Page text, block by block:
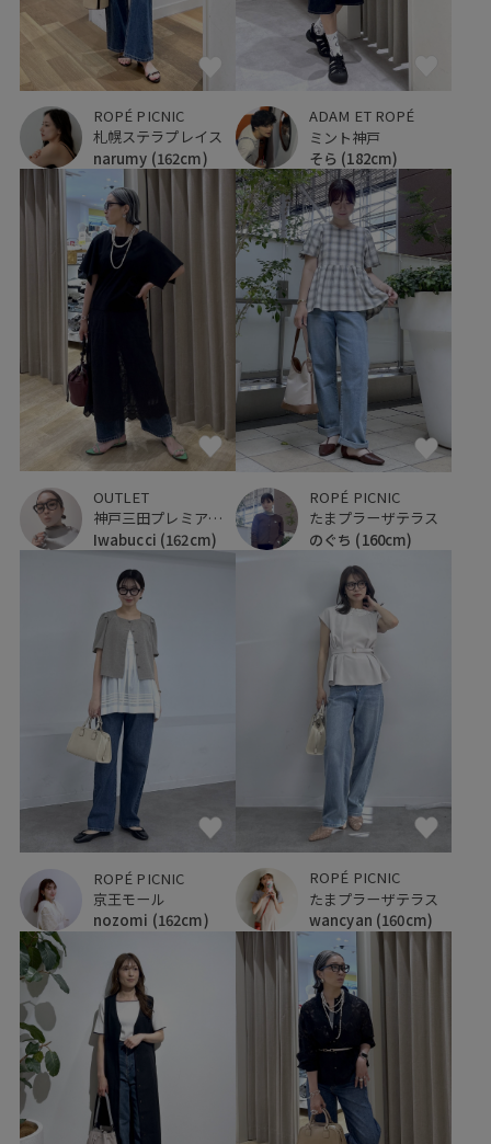
ROPÉ PICNIC
札幌ステラプレイス
narumy (162cm)
ADAM ET ROPÉ
ミント神戸
そら (182cm)
OUTLET
神戸三田プレミアム・アウトレット
Iwabucci (162cm)
ROPÉ PICNIC
たまプラーザテラス
のぐち (160cm)
ROPÉ PICNIC
京王モール
nozomi (162cm)
ROPÉ PICNIC
たまプラーザテラス
wancyan (160cm)